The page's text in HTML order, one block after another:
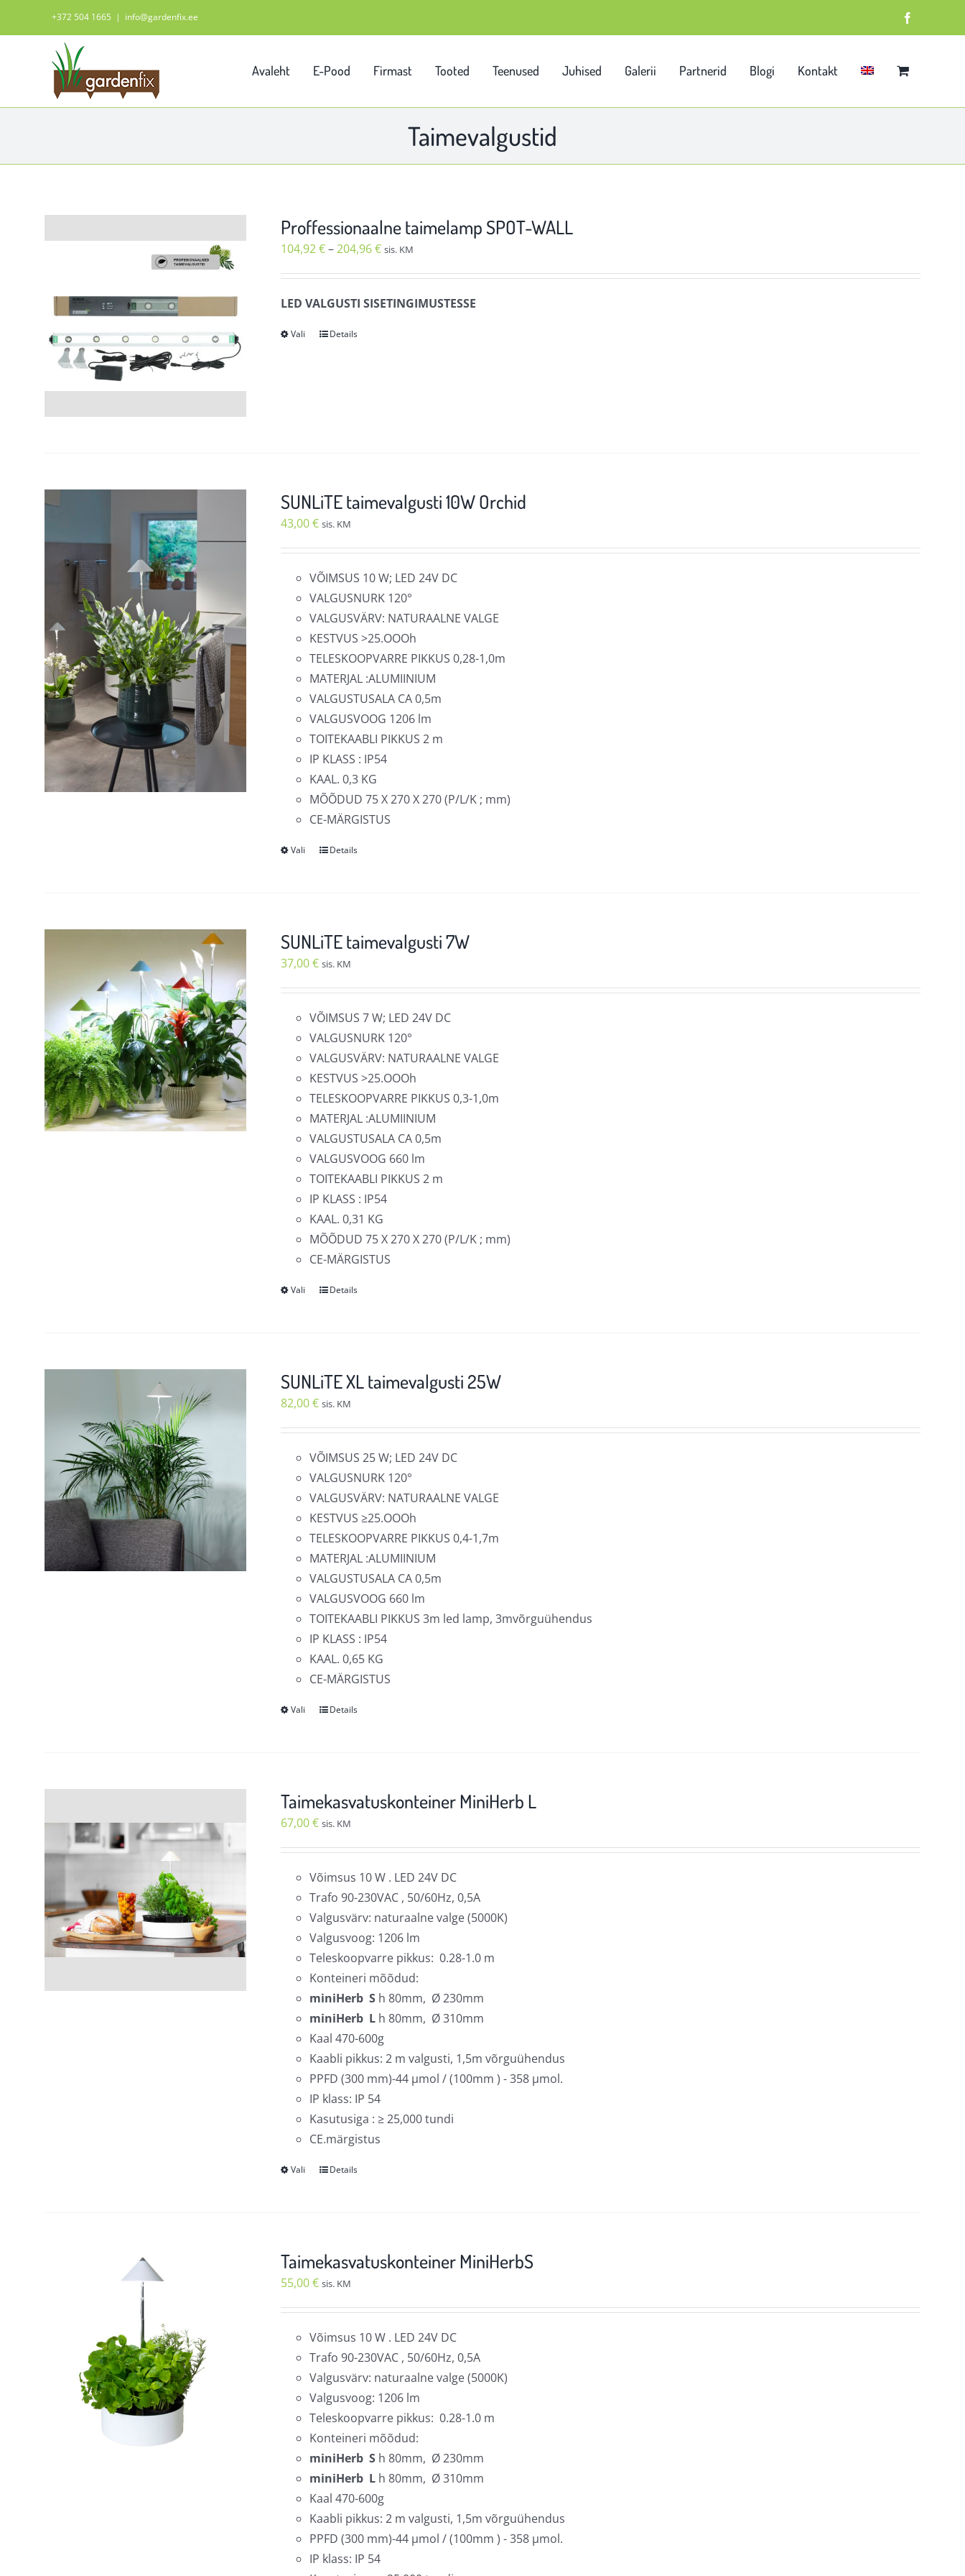
+372 504 1665 | info@gardenfix.ee
Avaleht E-Pood Firmast Tooted Teenused Juhised Galerii Partnerid Blogi Kontakt
Taimevalgustid
Proffessionaalne taimelamp SPOT-WALL
104,92€–204,96€Hinnavahemik:
204,96 €
sis. KM
LED VALGUSTI SISETINGIMUSTESSE
Vali
Sellel
tootelehel.
Details
SUNLiTE taimevalgusti 10W Orchid
43,00€ sis. KM
VÕIMSUS 10 W; LED 24V DC
VALGUSNURK 120°
VALGUSVÄRV: NATURAALNE VALGE
KESTVUS >25.OOOh
TELESKOOPVARRE PIKKUS 0,28-1,0m
MATERJAL :ALUMIINIUM
VALGUSTUSALA CA 0,5m
VALGUSVOOG 1206 lm
TOITEKAABLI PIKKUS 2 m
IP KLASS : IP54
KAAL. 0,3 KG
MÕÕDUD 75 X 270 X 270 (P/L/K ; mm)
CE-MÄRGISTUS
Vali
Sellel
varianti.
Valikuid
teha
tootelehel.
Details
SUNLiTE taimevalgusti 7W
37,00€ sis. KM
VÕIMSUS 7 W; LED 24V DC
VALGUSNURK 120°
VALGUSVÄRV: NATURAALNE VALGE
KESTVUS >25.OOOh
TELESKOOPVARRE PIKKUS 0,3-1,0m
MATERJAL :ALUMIINIUM
VALGUSTUSALA CA 0,5m
VALGUSVOOG 660 lm
TOITEKAABLI PIKKUS 2 m
IP KLASS : IP54
KAAL. 0,31 KG
MÕÕDUD 75 X 270 X 270 (P/L/K ; mm)
CE-MÄRGISTUS
Vali
Sellel
varianti.
Valikuid
teha
tootelehel.
Details
SUNLiTE XL taimevalgusti 25W
82,00€ sis. KM
VÕIMSUS 25 W; LED 24V DC
VALGUSNURK 120°
VALGUSVÄRV: NATURAALNE VALGE
KESTVUS ≥25.OOOh
TELESKOOPVARRE PIKKUS 0,4-1,7m
MATERJAL :ALUMIINIUM
VALGUSTUSALA CA 0,5m
VALGUSVOOG 660 lm
TOITEKAABLI PIKKUS 3m led lamp, 3mvõrguühendus
IP KLASS : IP54
KAAL. 0,65 KG
CE-MÄRGISTUS
Vali
Sellel
varianti.
Valikuid
teha
tootelehel.
Details
Taimekasvatuskonteiner MiniHerb L
67,00€ sis. KM
Võimsus 10 W . LED 24V DC
Trafo 90-230VAC , 50/60Hz, 0,5A
Valgusvärv: naturaalne valge (5000K)
Valgusvoog: 1206 lm
Teleskoopvarre pikkus: 0.28-1.0 m
Konteineri mõõdud:
miniHerb S h 80mm, Ø 230mm
miniHerb L h 80mm, Ø 310mm
Kaal 470-600g
Kaabli pikkus: 2 m valgusti, 1,5m võrguühendus
PPFD (300 mm)-44 µmol / (100mm ) - 358 µmol.
IP klass: IP 54
Kasutusiga : ≥ 25,000 tundi
CE.märgistus
Vali
Sellel
varianti.
Valikuid
teha
tootelehel.
Details
Taimekasvatuskonteiner MiniHerbS
55,00€ sis. KM
Võimsus 10 W . LED 24V DC
Trafo 90-230VAC , 50/60Hz, 0,5A
Valgusvärv: naturaalne valge (5000K)
Valgusvoog: 1206 lm
Teleskoopvarre pikkus: 0.28-1.0 m
Konteineri mõõdud:
miniHerb S h 80mm, Ø 230mm
miniHerb L h 80mm, Ø 310mm
Kaal 470-600g
Kaabli pikkus: 2 m valgusti, 1,5m võrguühendus
PPFD (300 mm)-44 µmol / (100mm ) - 358 µmol.
IP klass: IP 54